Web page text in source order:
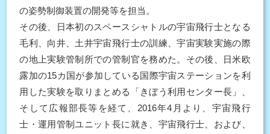
の姿勢制御装置の開発等を担当。
その後、日本初のスペースシャトルの宇宙飛行士となる
毛利、向井、土井宇宙飛行士の訓練、宇宙実験実施の際
の地上実験管制所での管制官を務めた。その後、日米欧
露加の15カ国が参加している国際宇宙ステーションを利
用した実験を取りまとめる「きぼう利用センター長」、
そして広報部長等を経て、2016年4月より、宇宙飛行
士・運用管制ユニット長に就き、宇宙飛行士、および、